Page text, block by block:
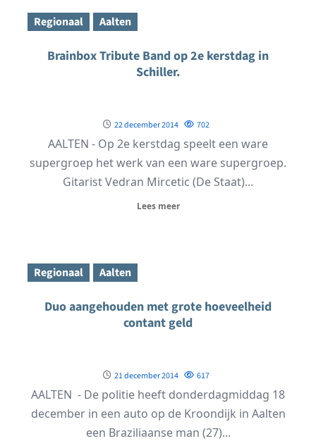
Regionaal Aalten
Brainbox Tribute Band op 2e kerstdag in
Schiller.
22 december 2014 702
AALTEN - Op 2e kerstdag speelt een ware
supergroep het werk van een ware supergroep.
Gitarist Vedran Mircetic (De Staat)...
Lees meer
Regionaal Aalten
Duo aangehouden met grote hoeveelheid
contant geld
21 december 2014 617
AALTEN - De politie heeft donderdagmiddag 18
december in een auto op de Kroondijk in Aalten
een Braziliaanse man (27)...